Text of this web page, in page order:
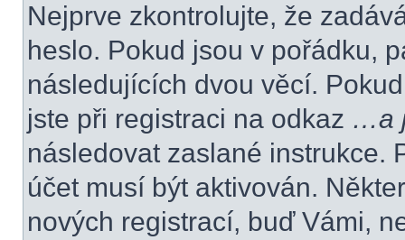
Nejprve zkontrolujte, že
heslo. Pokud jsou v pořádku,
následujících dvou věcí.
jste při registraci na odkaz …a
následovat zaslané instrukce.
účet musí být aktivován.
nových registrací, buď Vámi,